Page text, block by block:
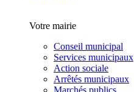
Votre mairie
Conseil municipal
Services municipaux
Action sociale
Arrêtés municipaux
Marchés publics